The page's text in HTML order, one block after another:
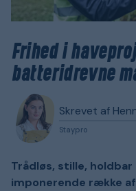
Frihed i
batteridrevne
Skrevet af
Staypro
Trådløs, stille,
imponerende række